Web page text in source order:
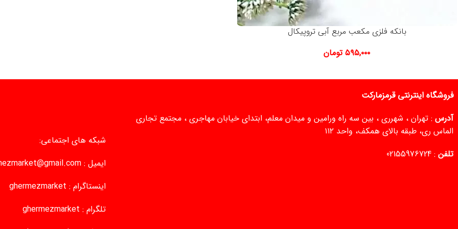
بانکه فلزی مکعب مربع آبی تروپیکال
۵۹۵,۰۰۰ تومان
فروشگاه اینترنتی قرمزمارکت
آدرس : تهران ، شهرری ، بین سه راه ورامین و میدان معلم، ابتدای خیابان مهاجری ، مجتمع تجاری
الماس ری، طبقه بالای همکف، واحد ۱۱۲
تلفن :
02155976724
شبکه های اجتماعی:
ایمیل :
اینستاگرام : ghermezmarket
تلگرام : ghermezmarket